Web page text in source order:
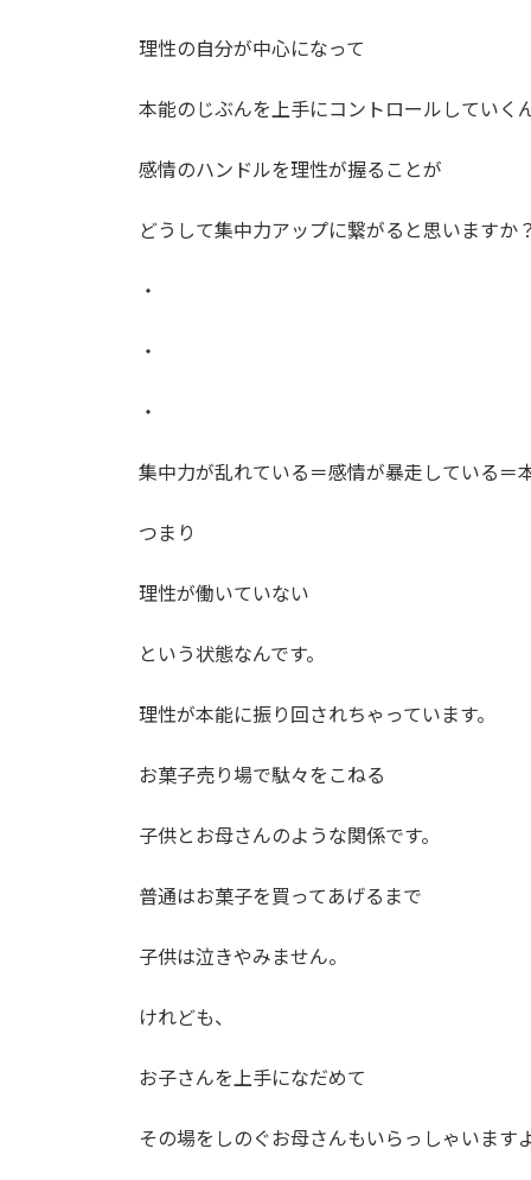
理性の自分が中心になって
本能のじぶんを上手にコントロールしていくん
感情のハンドルを理性が握ることが
どうして集中力アップに繋がると思いますか？
・
・
・
集中力が乱れている＝感情が暴走している＝
つまり
理性が働いていない
という状態なんです。
理性が本能に振り回されちゃっています。
お菓子売り場で駄々をこねる
子供とお母さんのような関係です。
普通はお菓子を買ってあげるまで
子供は泣きやみません。
けれども、
お子さんを上手になだめて
その場をしのぐお母さんもいらっしゃいます